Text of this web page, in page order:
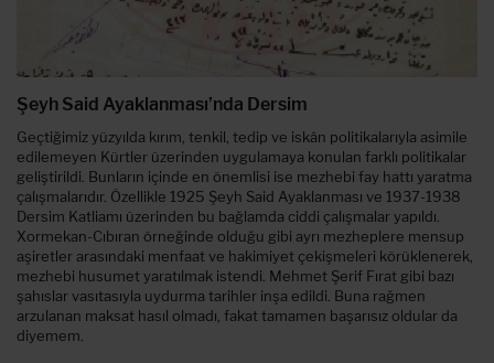
Şeyh Said Ayaklanması’nda Dersim
Geçtiğimiz yüzyılda kırım, tenkil, tedip ve iskân politikalarıyla asimile
edilemeyen Kürtler üzerinden uygulamaya konulan farklı politikalar
geliştirildi. Bunların içinde en önemlisi ise mezhebi fay hattı yaratma
çalışmalarıdır. Özellikle 1925 Şeyh Said Ayaklanması ve 1937-1938
Dersim Katliamı üzerinden bu bağlamda ciddi çalışmalar yapıldı.
Xormekan-Cıbıran örneğinde olduğu gibi ayrı mezheplere mensup
aşiretler arasındaki menfaat ve hakimiyet çekişmeleri körüklenerek,
mezhebi husumet yaratılmak istendi. Mehmet Şerif Fırat gibi bazı
şahıslar vasıtasıyla uydurma tarihler inşa edildi. Buna rağmen
arzulanan maksat hasıl olmadı, fakat tamamen başarısız oldular da
diyemem.